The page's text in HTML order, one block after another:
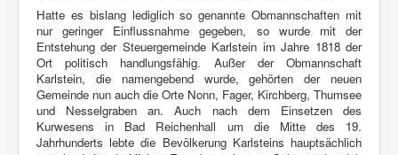
Hatte es bislang lediglich so genannte Obmannschaften mit
nur geringer Einflussnahme gegeben, so wurde mit der
Entstehung der Steuergemeinde Karlstein im Jahre 1818 der
Ort politisch handlungsfähig. Außer der Obmannschaft
Karlstein, die namengebend wurde, gehörten der neuen
Gemeinde nun auch die Orte Nonn, Fager, Kirchberg, Thumsee
und Nesselgraben an. Auch nach dem Einsetzen des
Kurwesens in Bad Reichenhall um die Mitte des 19.
Jahrhunderts lebte die Bevölkerung Karlsteins hauptsächlich